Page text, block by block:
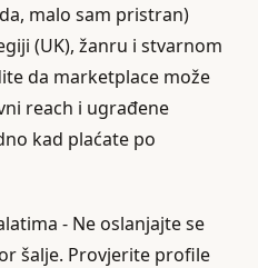
malo sam pristran)
(UK), žanru i stvarnom
da marketplace može
reach i ugrađene
kad plaćate po
- Ne oslanjajte se
šalje. Provjerite profile